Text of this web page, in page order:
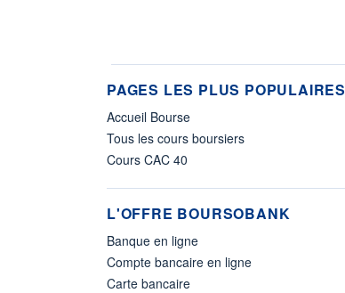
PAGES LES PLUS POPULAIRES
Accueil Bourse
Tous les cours boursiers
Cours CAC 40
L'OFFRE BOURSOBANK
Banque en ligne
Compte bancaire en ligne
Carte bancaire